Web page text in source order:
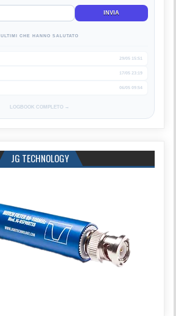
INVIA
ULTIMI CHE HANNO SALUTATO
29/05 15:51
17/05 23:19
06/05 09:54
LOGBOOK COMPLETO →
JG TECHNOLOGY